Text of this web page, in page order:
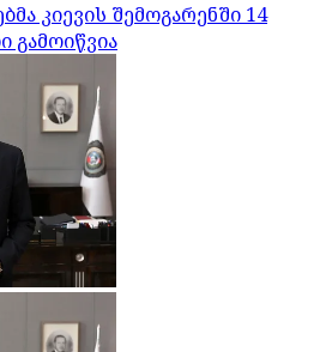
კიევის შემოგარენში 14
გამოიწვია